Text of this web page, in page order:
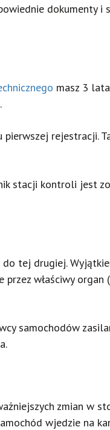
dokumenty i
masz 3
rejestracji.
stacji kontroli jest
tej drugiej.
właściwy organ
samochodów
zmian w
wjedzie na